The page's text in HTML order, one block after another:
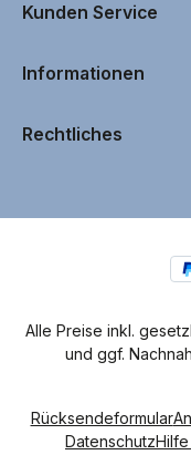
Kunden Service
Informationen
Rechtliches
Alle Preise inkl.
und ggf.
Rücksendeformular
DatenschutzHilfe